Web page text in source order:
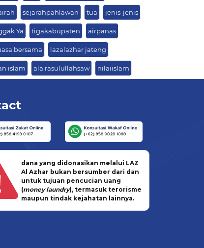
sejarahpahlawan tua jenis-jenis
Ya tigakabupaten airpanas
bersama lazalazhar jateng
islam ala rasulullahsaw nilaiislam
dana yang didonasikan melalui LAZ
Al Azhar bukan bersumber dari dan
untuk tujuan pencucian uang
(money laundry), termasuk terorisme
maupun tindak kejahatan lainnya.